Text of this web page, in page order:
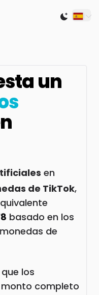
Switch
un
en
de TikTok,
basado en los
de
los
completo